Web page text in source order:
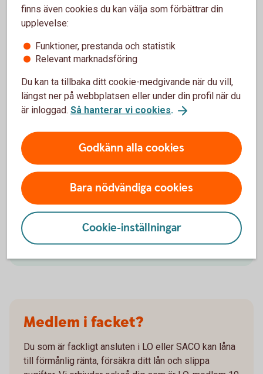
Friends paying at a café with their phone
Små köp, stora fördelar –
använd kreditkortet!
Ska du köpa en ny mikrovågsugn, tv eller kanske en
robotdammsugare? Använd kreditkortet i så fall! Då
ingår drulleförsäkring, prisgaranti och förlängd
garanti.
Betal- och kreditkortMastercard
Medlem i facket?
Du som är fackligt ansluten i LO eller SACO kan låna
till förmånlig ränta, försäkra ditt lån och slippa
finns även cookies du kan välja som förbättrar din
upplevelse:
Funktioner, prestanda och statistik
Relevant marknadsföring
Du kan ta tillbaka ditt cookie-medgivande när du vill,
längst ner på webbplatsen eller under din profil när du
är inloggad. Så hanterar vi cookies.
Godkänn alla cookies
Bara nödvändiga cookies
Cookie-inställningar